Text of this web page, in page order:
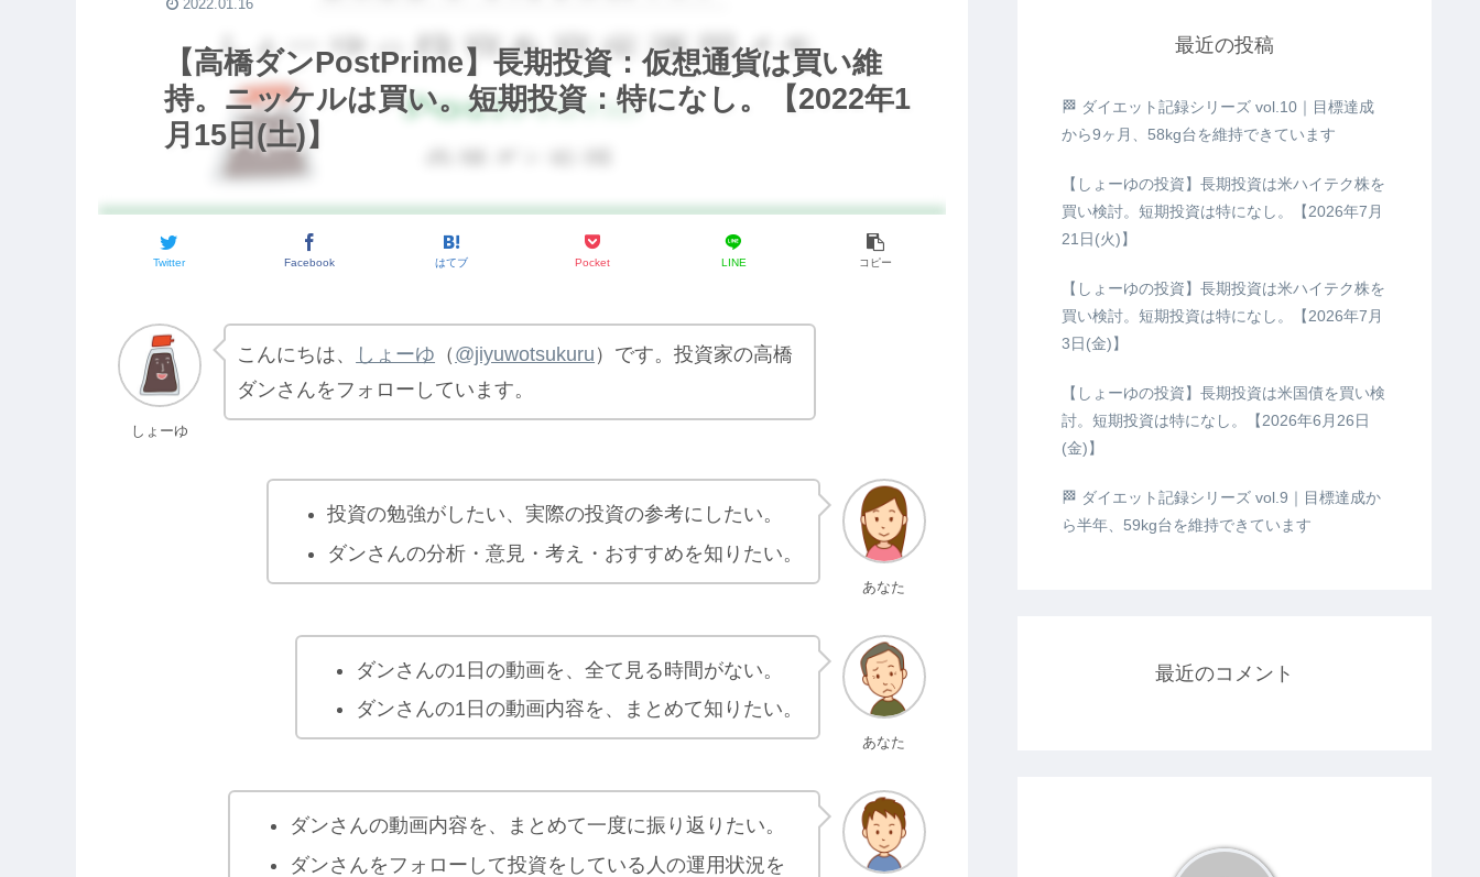
【高橋ダンPostPrime】長期投資：仮想通貨は買い維
持。ニッケルは買い。短期投資：特になし。【2022年1
月15日(土)】
Twitter Facebook はてブ Pocket LINE コピー
2022.01.16
しょーゆ
こんにちは、 しょーゆ （ @jiyuwotsukuru ）です。投資家の高橋
ダンさんをフォローしています。
あなた
投資の勉強がしたい、実際の投資の参考にしたい。
ダンさんの分析・意見・考え・おすすめを知りたい。
あなた
ダンさんの1日の動画を、全て見る時間がない。
ダンさんの1日の動画内容を、まとめて知りたい。
ダンさんの動画内容を、まとめて一度に振り返りたい。
ダンさんをフォローして投資をしている人の運用状況を
最近の投稿
🏁 ダイエット記録シリーズ vol.10｜目標達成
から9ヶ月、58kg台を維持できています
【しょーゆの投資】長期投資は米ハイテク株を
買い検討。短期投資は特になし。【2026年7月
21日(火)】
【しょーゆの投資】長期投資は米ハイテク株を
買い検討。短期投資は特になし。【2026年7月
3日(金)】
【しょーゆの投資】長期投資は米国債を買い検
討。短期投資は特になし。【2026年6月26日
(金)】
🏁 ダイエット記録シリーズ vol.9｜目標達成か
ら半年、59kg台を維持できています
最近のコメント